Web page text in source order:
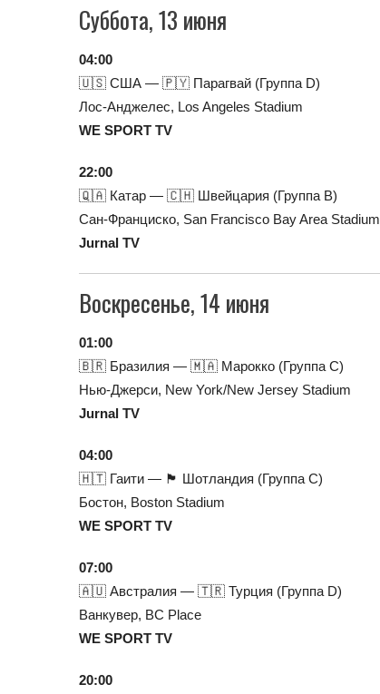
Суббота, 13 июня
04:00
🇺🇸 США — 🇵🇾 Парагвай (Группа D)
Лос-Анджелес, Los Angeles Stadium
WE SPORT TV
22:00
🇶🇦 Катар — 🇨🇭 Швейцария (Группа B)
Сан-Франциско, San Francisco Bay Area Stadium
Jurnal TV
Воскресенье, 14 июня
01:00
🇧🇷 Бразилия — 🇲🇦 Марокко (Группа C)
Нью-Джерси, New York/New Jersey Stadium
Jurnal TV
04:00
🇭🇹 Гаити — 🏴 Шотландия (Группа C)
Бостон, Boston Stadium
WE SPORT TV
07:00
🇦🇺 Австралия — 🇹🇷 Турция (Группа D)
Ванкувер, BC Place
WE SPORT TV
20:00